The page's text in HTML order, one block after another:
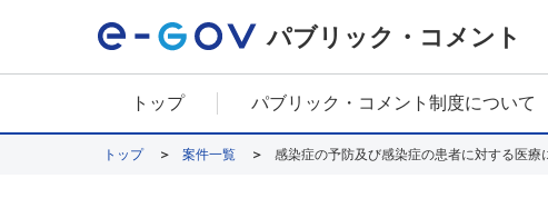
パブリック・コメント
トップ パブリック・コメント制度について
トップ 案件一覧 感染症の予防及び感染症の患者に対する医